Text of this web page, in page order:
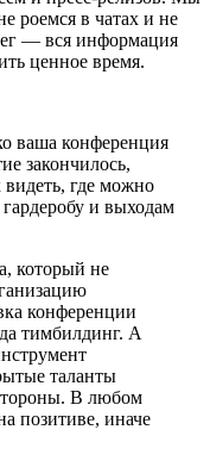
роемся в чатах и не
— вся информация
ценное время.
ваша конференция
закончилось,
видеть, где можно
и выходам
который не
конференции
тимбилдинг. А
таланты
В любом
позитиве, иначе